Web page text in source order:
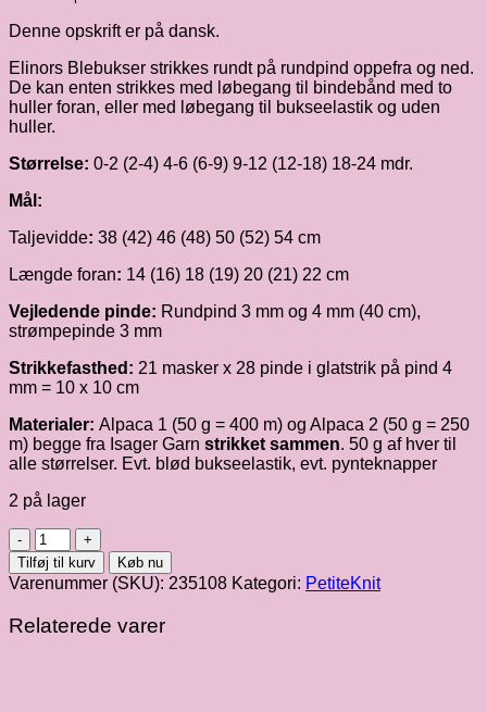
Denne opskrift er på dansk.
Elinors Blebukser strikkes rundt på rundpind oppefra og ned.
De kan enten strikkes med løbegang til bindebånd med to
huller foran, eller med løbegang til bukseelastik og uden
huller.
Størrelse: 0-2 (2-4) 4-6 (6-9) 9-12 (12-18) 18-24 mdr.
Mål:
Taljevidde: 38 (42) 46 (48) 50 (52) 54 cm
Længde foran: 14 (16) 18 (19) 20 (21) 22 cm
Vejledende pinde: Rundpind 3 mm og 4 mm (40 cm),
strømpepinde 3 mm
Strikkefasthed: 21 masker x 28 pinde i glatstrik på pind 4
mm = 10 x 10 cm
Materialer: Alpaca 1 (50 g = 400 m) og Alpaca 2 (50 g = 250
m) begge fra Isager Garn strikket sammen. 50 g af hver til
alle størrelser. Evt. blød bukseelastik, evt. pynteknapper
2 på lager
PetiteKnit,
Elinors
Blebukser
antal
Tilføj til kurv Køb nu
Varenummer (SKU): 235108 Kategori: PetiteKnit
Relaterede varer